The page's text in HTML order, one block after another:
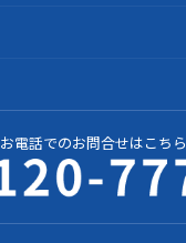
お電話でのお問合せはこちら